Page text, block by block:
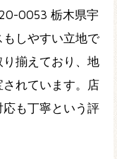
0053 栃木県宇
しやすい立地で
り揃えており、地
れています。店
も丁寧という評